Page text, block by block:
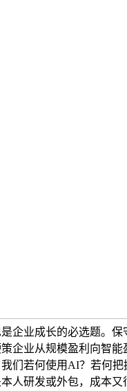
企业成长的必选题。
企业从规模盈利向智
们若何使用AI？若何
人研发或外包，成本